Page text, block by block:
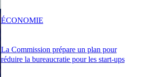
La Commission prépare un plan pour
réduire la bureaucratie pour les start-ups
ÉCONOMIE